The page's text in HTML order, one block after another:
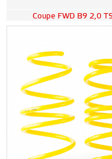
Coupe FWD B9 2,0